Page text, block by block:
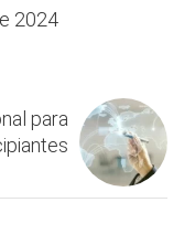
2024
para